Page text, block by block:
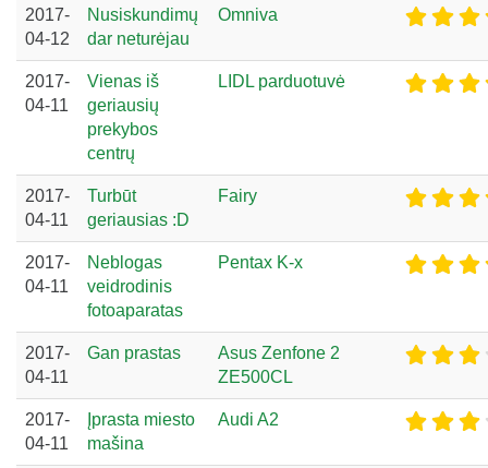
2017-
04-12
Nusiskundimų
dar neturėjau
Omniva
2017-
04-11
Vienas iš
geriausių
prekybos
centrų
LIDL parduotuvė
2017-
04-11
Turbūt
geriausias :D
Fairy
2017-
04-11
Neblogas
veidrodinis
fotoaparatas
Pentax K-x
2017-
04-11
Gan prastas
Asus Zenfone 2
ZE500CL
2017-
04-11
Įprasta miesto
mašina
Audi A2